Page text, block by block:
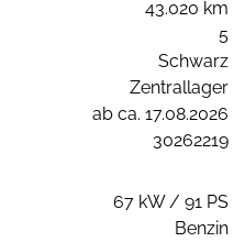
43.020 km
5
Schwarz
Zentrallager
ab ca. 17.08.2026
30262219
67 kW / 91 PS
Benzin